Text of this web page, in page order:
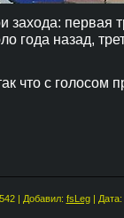
захода: первая
года назад,
что с голосом
| Добавил: fsLeg| Дата: